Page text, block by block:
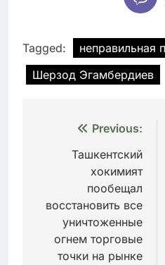
Tagged:
неправильная
Шерзод Эгамбердиев
Навигация
записям
Previous:
Ташкентский
хокимият
пообещал
восстановить все
уничтоженные
огнем торговые
точки на рынке